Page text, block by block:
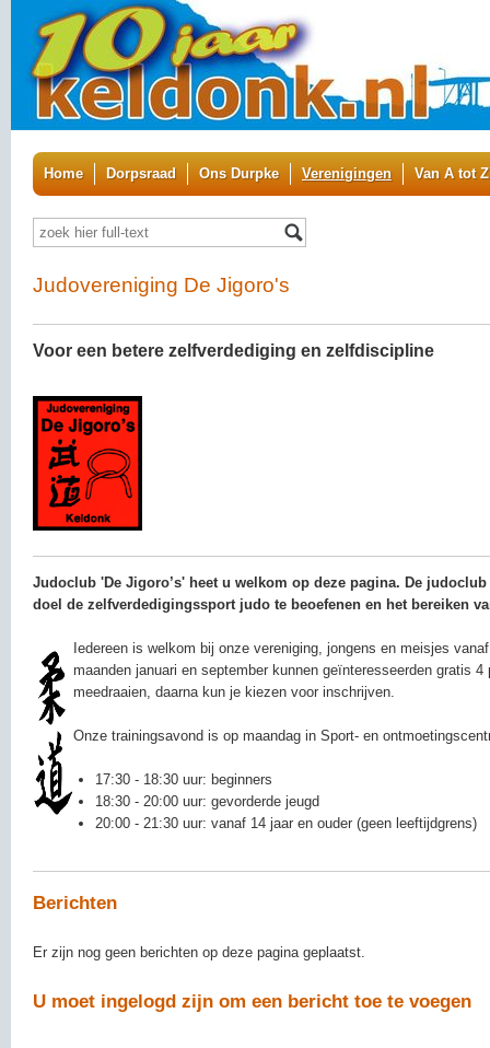
Home Dorpsraad Ons Durpke Verenigingen Van A tot Z
Judovereniging De Jigoro's
Voor een betere zelfverdediging en zelfdiscipline
Judoclub 'De Jigoro’s' heet u welkom op deze pagina. De
doel de zelfverdedigingssport judo te beoefenen en het bereiken
Iedereen is welkom bij onze vereniging, jongens en meisjes
maanden januari en september kunnen geïnteresseerden gratis 4
meedraaien, daarna kun je kiezen voor inschrijven.
Onze trainingsavond is op maandag in Sport- en
17:30 - 18:30 uur: beginners
18:30 - 20:00 uur: gevorderde jeugd
20:00 - 21:30 uur: vanaf 14 jaar en ouder (geen leeftijdgrens)
Berichten
Er zijn nog geen berichten op deze pagina geplaatst.
U moet ingelogd zijn om een bericht toe te voegen